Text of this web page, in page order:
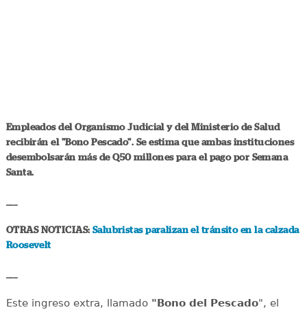
Empleados del Organismo Judicial y del Ministerio de Salud
recibirán el "Bono Pescado". Se estima que ambas instituciones
desembolsarán más de Q50 millones para el pago por Semana
Santa.
OTRAS NOTICIAS: Salubristas paralizan el tránsito en la calzada
Roosevelt
Este ingreso extra, llamado "Bono del Pescado", el